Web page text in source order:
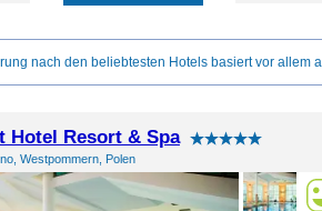
nach den beliebtesten Hotels basiert vor allem
Hotel Resort & Spa
Westpommern, Polen